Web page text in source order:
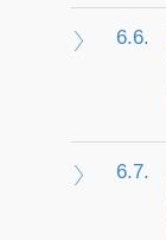
6.6.
6.7.